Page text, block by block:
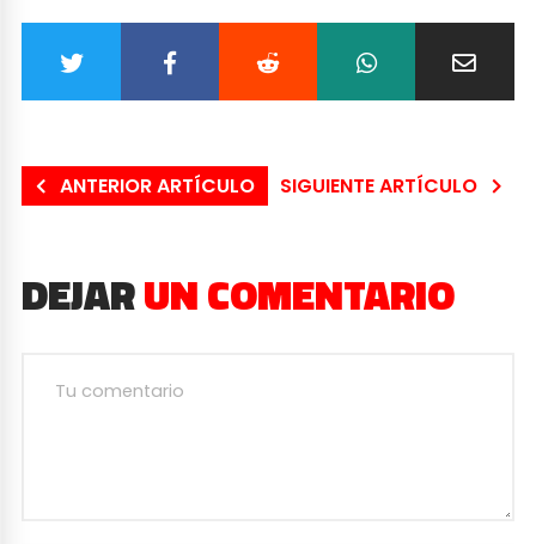
ANTERIOR ARTÍCULO SIGUIENTE ARTÍCULO
DEJARUN COMENTARIO